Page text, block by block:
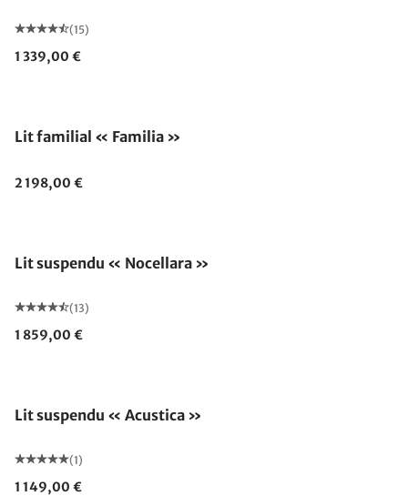
(15)
1 339,00 €
Lit familial « Familia »
2 198,00 €
Lit suspendu « Nocellara »
(13)
1 859,00 €
Lit suspendu « Acustica »
(1)
1 149,00 €